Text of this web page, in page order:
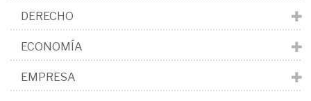
DERECHO
ECONOMÍA
EMPRESA